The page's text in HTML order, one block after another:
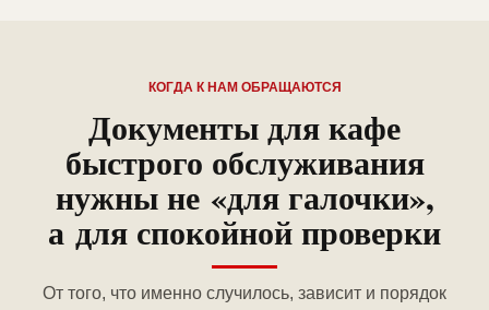
КОГДА К НАМ ОБРАЩАЮТСЯ
Документы для кафе
быстрого обслуживания
нужны не «для галочки»,
а для спокойной проверки
От того, что именно случилось, зависит и порядок